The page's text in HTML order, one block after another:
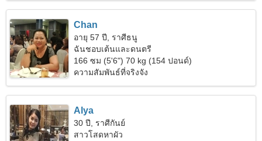
Chan
อายุ 57 ปี, ราศีธนู
ฉันชอบเต้นและดนตรี
166 ซม (5'6") 70 kg (154 ปอนด์)
ความสัมพันธ์ที่จริงจัง
Alya
30 ปี, ราศีกันย์
สาวโสดหาผัว